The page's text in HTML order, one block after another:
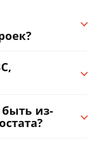
из-